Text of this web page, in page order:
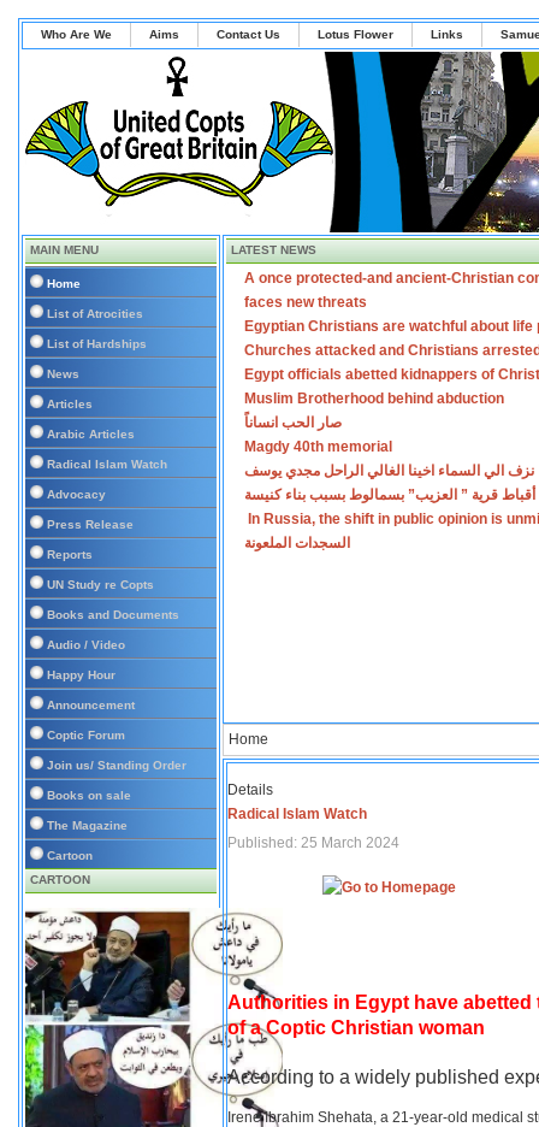
Who Are We Aims Contact Us Lotus Flower Links
MAIN MENU
Home
List of Atrocities
List of Hardships
News
Articles
Arabic Articles
Radical Islam Watch
Advocacy
Press Release
Reports
UN Study re Copts
Books and Documents
Audio / Video
Happy Hour
Announcement
Coptic Forum
Join us/ Standing Order
Books on sale
The Magazine
Cartoon
CARTOON
LATEST NEWS
A once protected-and ancient-Christian
faces new threats
Egyptian Christians are watchful about life
Churches attacked and Christians
Egypt officials abetted kidnappers of
Muslim Brotherhood behind abduction
صار الحب انساناً
Magdy 40th memorial
نزف الي السماء اخينا الغالي الراحل مجدي يوسف
أقباط قرية ” العزيب” بسمالوط بسبب بناء كنيسة
In Russia, the shift in public opinion is
السجدات الملعونة
Home
Details
Radical Islam Watch
Published: 25 March 2024
Authorities in Egypt have
of a Coptic Christian woman
According to a widely published
Irene Ibrahim Shehata, a 21-year-old medical